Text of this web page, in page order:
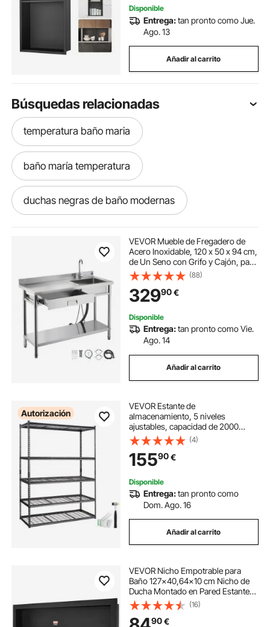
Disponible
Entrega:tan pronto como Jue.
Ago. 13
Añadir al carrito
Búsquedas relacionadas
temperatura baño maria
baño maría temperatura
duchas negras de baño modernas
Membrana impermeable para ducha de baño
estantería para baño sobre inodoro
estanteria baño inodoro
estantería baño inodoro
como limpiar las tuberias del baño
estanteria baño sobre inodoro
estantería de baño sobre inodoro
baño de plata
VEVOR Mueble de Fregadero de
Acero Inoxidable, 120 x 50 x 94 cm,
de Un Seno con Grifo y Cajón, para
Garaje, Restaurante, Lavandería,
Lavabo Exterior con Encimera
Izquierda, con Acabado Cepillado
(88)
32990€
Disponible
Entrega:tan pronto como Vie.
Ago. 14
Añadir al carrito
Autorización
VEVOR Estante de
almacenamiento, 5 niveles
ajustables, capacidad de 2000
libras, estantes de garaje
resistentes, 60 x 24 x 78 pulgadas
para cocina, despensa, sótano,
baño, armario de lino
(4)
15590€
Disponible
Entrega:tan pronto como
Dom. Ago. 16
Añadir al carrito
VEVOR Nicho Empotrable para
Baño 127x40,64x10 cm Nicho de
Ducha Montado en Pared Estante
de Plástico XPS Simple Esquinas
Cuadradas Protección Sellada para
Baño, Ducha, Almacenamiento de
(16)
90€